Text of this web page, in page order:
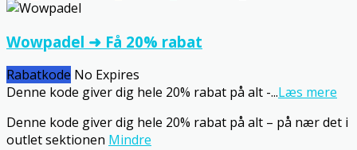
Wowpadel ➜ Få 20% rabat
Rabatkode No Expires
Denne kode giver dig hele 20% rabat på alt -...Læs mere
Denne kode giver dig hele 20% rabat på alt – på nær det i
outlet sektionen Mindre